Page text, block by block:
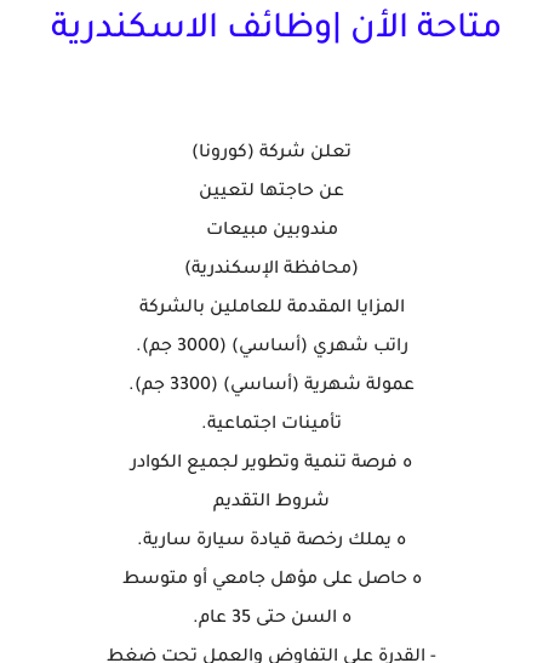
متاحة الأن |وظائف الاسكندرية
تعلن شركة (كورونا)
عن حاجتها لتعيين
مندوبين مبيعات
(محافظة الإسكندرية)
المزايا المقدمة للعاملين بالشركة
راتب شهري (أساسي) (3000 جم).
عمولة شهرية (أساسي) (3300 جم).
تأمينات اجتماعية.
ه فرصة تنمية وتطوير لجميع الكوادر
شروط التقديم
ه يملك رخصة قيادة سيارة سارية.
ه حاصل على مؤهل جامعي أو متوسط
ه السن حتى 35 عام.
- القدرة على التفاوض والعمل تحت ضغط